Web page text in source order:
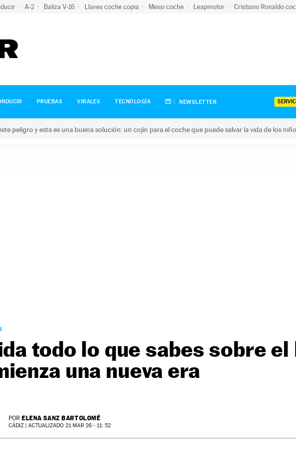
A-2 Baliza V-16 Llaves coche copia Messi coche Leapmotor Cristiano Ronaldo
PRUEBAS VIRALES TECNOLOGÍA NEWSLETTER
peligro y esta es una buena solución: un cojín para el coche que puede salvar la vida de los
todo lo que sabes sobre el
una nueva era
POR ELENA SANZ BARTOLOMÉ
CÁDIZ | ACTUALIZADO 21 MAR 26 - 11: 52